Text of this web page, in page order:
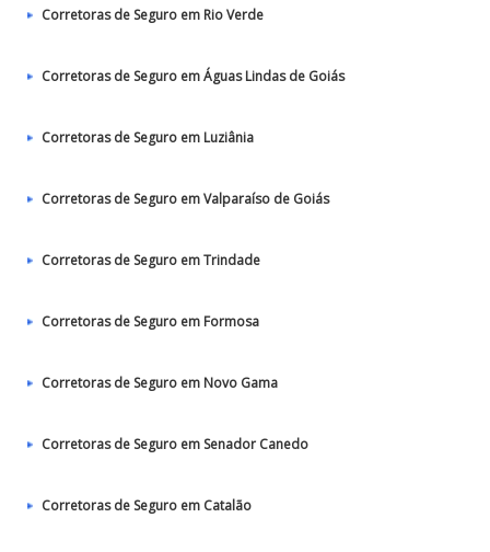
Corretoras de Seguro em Rio Verde
Corretoras de Seguro em Águas Lindas de Goiás
Corretoras de Seguro em Luziânia
Corretoras de Seguro em Valparaíso de Goiás
Corretoras de Seguro em Trindade
Corretoras de Seguro em Formosa
Corretoras de Seguro em Novo Gama
Corretoras de Seguro em Senador Canedo
Corretoras de Seguro em Catalão